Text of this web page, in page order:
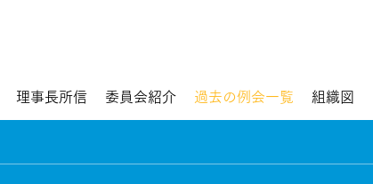
理事長所信 委員会紹介 過去の例会一覧 組織図